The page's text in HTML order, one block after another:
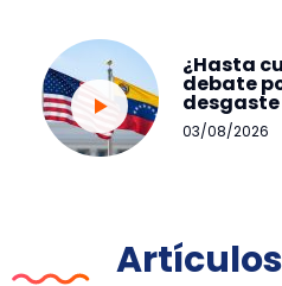
¿Hasta
debate
03/08/2026
Artículos